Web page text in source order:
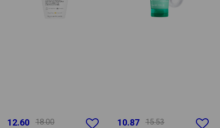
12.60 18.00 10.87 15.53